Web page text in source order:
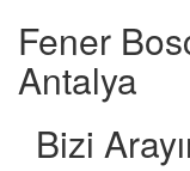
Fener
Antalya
Bizi